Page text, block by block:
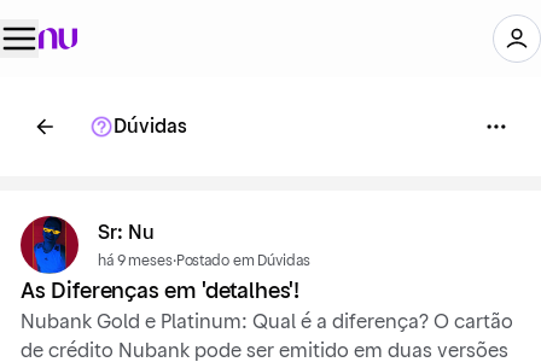
Dúvidas
Sr: Nu
há 9 meses·Postado em Dúvidas
As Diferenças em 'detalhes'!
Nubank Gold e Platinum: Qual é a diferença? O cartão
de crédito Nubank pode ser emitido em duas versões